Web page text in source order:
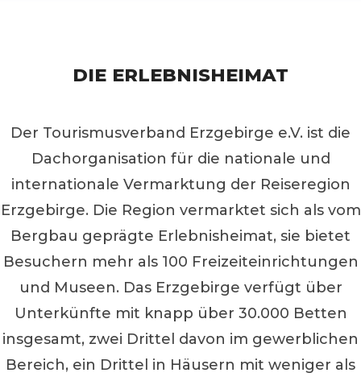
DIE ERLEBNISHEIMAT
Der Tourismusverband Erzgebirge e.V. ist die
Dachorganisation für die nationale und
internationale Vermarktung der Reiseregion
Erzgebirge. Die Region vermarktet sich als vom
Bergbau geprägte Erlebnisheimat, sie bietet
Besuchern mehr als 100 Freizeiteinrichtungen
und Museen. Das Erzgebirge verfügt über
Unterkünfte mit knapp über 30.000 Betten
insgesamt, zwei Drittel davon im gewerblichen
Bereich, ein Drittel in Häusern mit weniger als